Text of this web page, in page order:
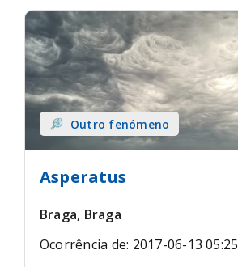
Outro fenómeno
Asperatus
Braga, Braga
Ocorrência de: 2017-06-13 05:25